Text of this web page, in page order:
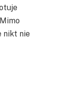
nikt nie